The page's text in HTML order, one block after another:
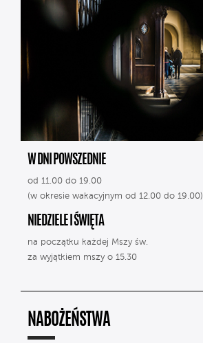
W DNI POWSZEDNIE
od 11.00 do 19.00
(w okresie wakacyjnym od 12.00 do 19.00)
NIEDZIELE I ŚWIĘTA
na początku każdej Mszy św.
za wyjątkiem mszy o 15.30
NABOŻEŃSTWA